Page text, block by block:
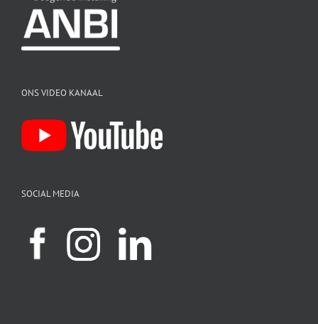
ONS VIDEO KANAAL
SOCIAL MEDIA